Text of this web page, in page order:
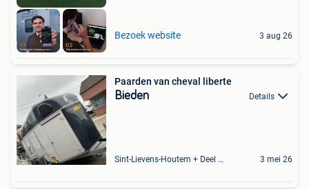
Bezoek website 3 aug 26
Paarden van cheval liberte
Bieden Details
Sint-Lievens-Houtem + Deel Oombergen 3 mei 26